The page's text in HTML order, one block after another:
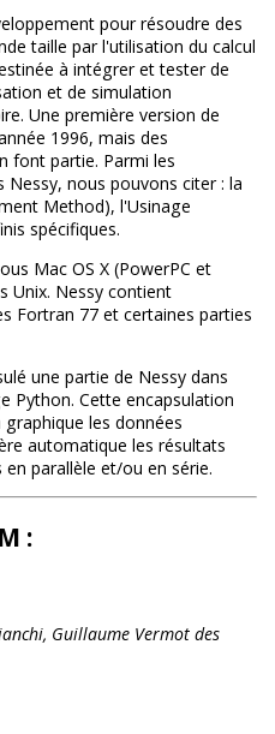
pour résoudre des
taille par l'utilisation du calcul
à intégrer et tester de
et de simulation
Une première version de
1996, mais des
font partie. Parmi les
nous pouvons citer : la
Method), l'Usinage
spécifiques.
Mac OS X (PowerPC et
Unix. Nessy contient
Fortran 77 et certaines parties
une partie de Nessy dans
Python. Cette encapsulation
les données
automatique les résultats
parallèle et/ou en série.
:
Guillaume Vermot des